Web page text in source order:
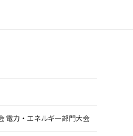
電力・エネルギー部門大会